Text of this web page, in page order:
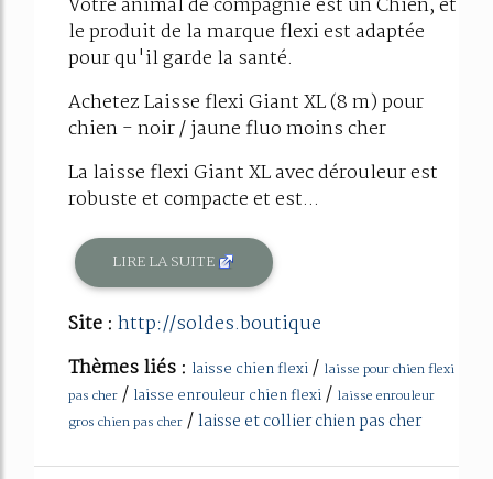
le produit de la marque flexi est adaptée
pour qu'il garde la santé.
Achetez Laisse flexi Giant XL (8 m) pour
chien - noir / jaune fluo moins cher
La laisse flexi Giant XL avec dérouleur est
robuste et compacte et est...
LIRE LA SUITE
Site : http://soldes.boutique
Thèmes liés : laisse chien flexi/ laisse pour chien flexi
pas cher / laisse enrouleur chien flexi/ laisse enrouleur
gros chien pas cher /laisse et collier chien pas cher